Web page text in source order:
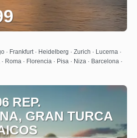
· Frankfurt · Heidelberg · Zurich · Lucerna ·
Roma · Florencia · Pisa · Niza · Barcelona ·
REP.
GRAN TURCA